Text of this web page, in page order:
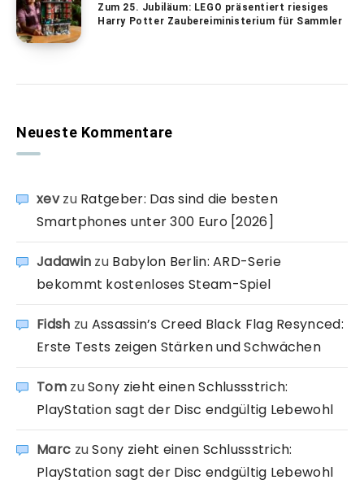
Zum 25. Jubiläum: LEGO präsentiert riesiges
Harry Potter Zaubereiministerium für Sammler
Neueste Kommentare
xevzu Ratgeber: Das sind die besten
Smartphones unter 300 Euro [2026]
Jadawin zu Babylon Berlin: ARD-Serie
bekommt kostenloses Steam-Spiel
Fidsh zu Assassin’s Creed Black Flag Resynced:
Erste Tests zeigen Stärken und Schwächen
TomzuSony zieht einen Schlussstrich:
PlayStation sagt der Disc endgültig Lebewohl
Marc zuSony zieht einen Schlussstrich:
PlayStation sagt der Disc endgültig Lebewohl